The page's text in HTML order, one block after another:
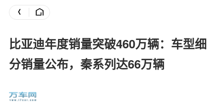
比亚迪年度销量突破460万辆：车型细
分销量公布，秦系列达66万辆